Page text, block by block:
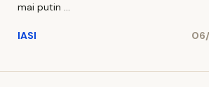
mai putin ...
IASI